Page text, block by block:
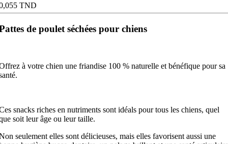
TND
de poulet séchées pour chiens
à votre chien une friandise 100 % naturelle et bénéfique pour sa
snacks riches en nutriments sont idéals pour tous les chiens, quel
soit leur âge ou leur taille.
seulement elles sont délicieuses, mais elles favorisent aussi une